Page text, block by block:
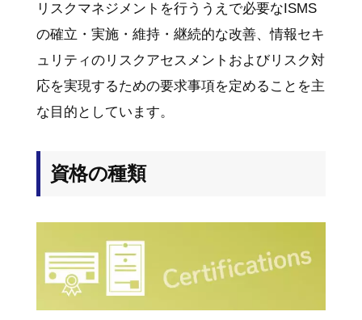
リスクマネジメントを行ううえで必要なISMS
の確立・実施・維持・継続的な改善、情報セキ
ュリティのリスクアセスメントおよびリスク対
応を実現するための要求事項を定めることを主
な目的としています。
資格の種類